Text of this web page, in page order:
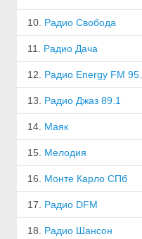
10. Радио Свобода
11. Радио Дача
12. Радио Energy FM
13. Радио Джаз 89.1
14. Маяк
15. Мелодия
16. Монте Карло СПб
17. Радио DFM
18. Радио Шансон